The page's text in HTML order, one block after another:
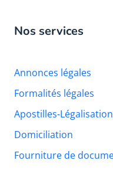
Nos services
Annonces légales
Formalités légales
Apostilles-Légalisation
Domiciliation
Fourniture de